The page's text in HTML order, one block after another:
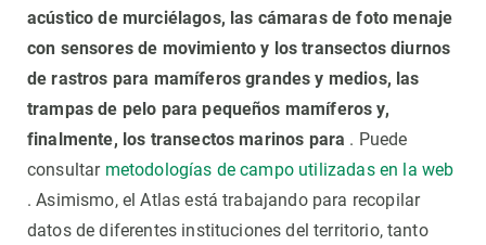
acústico de murciélagos, las cámaras de foto menaje
con sensores de movimiento y los transectos diurnos
de rastros para mamíferos grandes y medios, las
trampas de pelo para pequeños mamíferos y,
finalmente, los transectos marinos para . Puede
consultar metodologías de campo utilizadas en la web
. Asimismo, el Atlas está trabajando para recopilar
datos de diferentes instituciones del territorio, tanto